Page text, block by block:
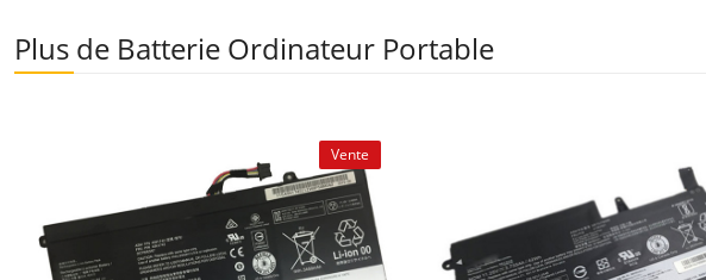
Plus de Batterie Ordinateur Portable
Vente